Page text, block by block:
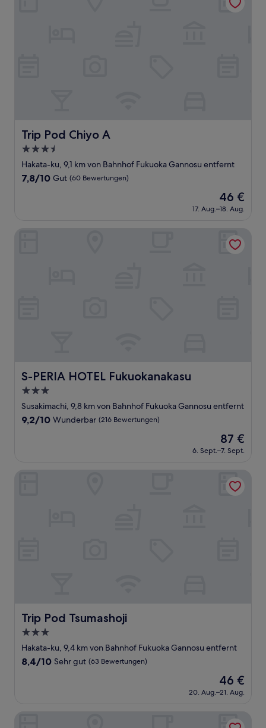
Trip Pod Chiyo A
Trip Pod Chiyo A
3.5-
Sterne-
Unterkunft
Hakata-ku, 9,1 km von Bahnhof Fukuoka Gannosu entfernt
7.8
Bewertungen)
7,8/10 Gut (60 Bewertungen)
Der
Preis
beträgt
46 €
17. Aug.–18. Aug.
S-PERIA HOTEL Fukuokanakasu
S-PERIA HOTEL Fukuokanakasu
3.0-
Sterne-
Unterkunft
Susakimachi, 9,8 km von Bahnhof Fukuoka Gannosu entfernt
9.2
Bewertungen)
9,2/10 Wunderbar (216 Bewertungen)
Der
Preis
beträgt
87 €
6. Sept.–7. Sept.
Trip Pod Tsumashoji
Trip Pod Tsumashoji
3.0-
Sterne-
Unterkunft
Hakata-ku, 9,4 km von Bahnhof Fukuoka Gannosu entfernt
8.4
(63
8,4/10 Sehr gut (63 Bewertungen)
Der
Preis
beträgt
46 €
20. Aug.–21. Aug.